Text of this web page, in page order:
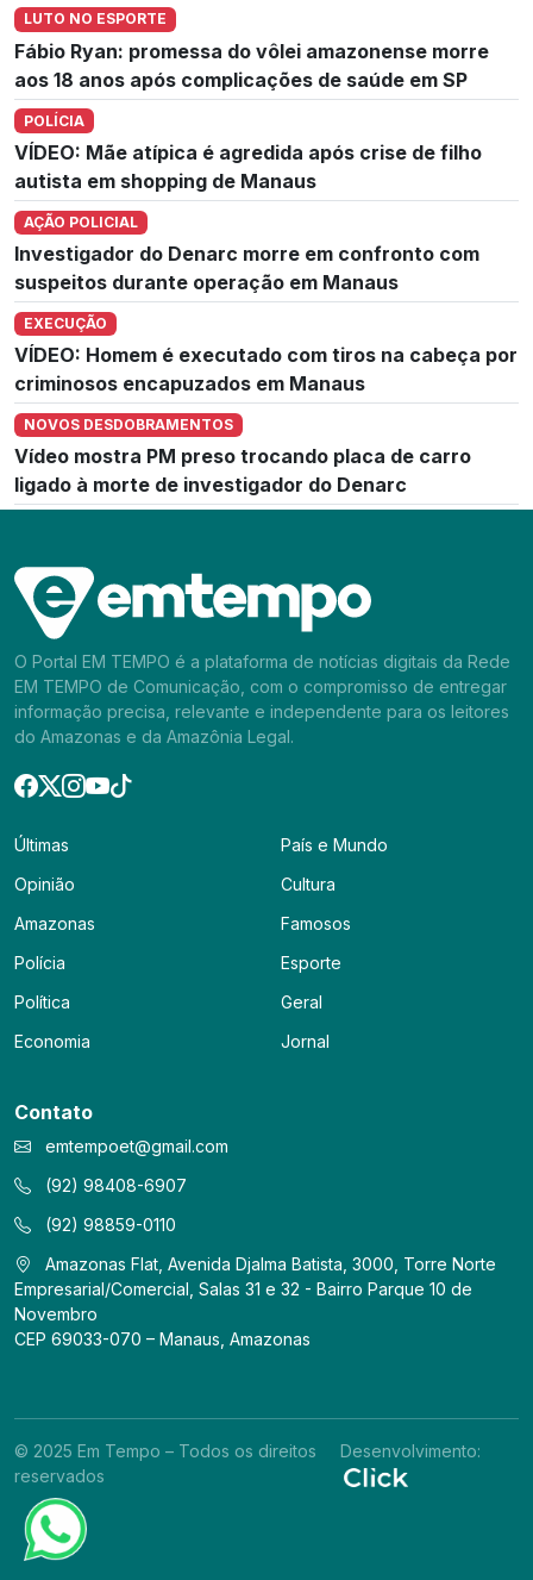
LUTO NO ESPORTE
Fábio Ryan: promessa do vôlei amazonense morre
aos 18 anos após complicações de saúde em SP
POLÍCIA
VÍDEO: Mãe atípica é agredida após crise de filho
autista em shopping de Manaus
AÇÃO POLICIAL
Investigador do Denarc morre em confronto com
suspeitos durante operação em Manaus
EXECUÇÃO
VÍDEO: Homem é executado com tiros na cabeça por
criminosos encapuzados em Manaus
NOVOS DESDOBRAMENTOS
Vídeo mostra PM preso trocando placa de carro
ligado à morte de investigador do Denarc
O Portal EM TEMPO é a plataforma de notícias digitais da Rede
EM TEMPO de Comunicação, com o compromisso de entregar
informação precisa, relevante e independente para os leitores
do Amazonas e da Amazônia Legal.
Últimas
Opinião
Amazonas
Polícia
Política
Economia
País e Mundo
Cultura
Famosos
Esporte
Geral
Jornal
Contato
emtempoet@gmail.com
(92) 98408-6907
(92) 98859-0110
Amazonas Flat, Avenida Djalma Batista, 3000, Torre Norte
Empresarial/Comercial, Salas 31 e 32 - Bairro Parque 10 de
Novembro
CEP 69033-070 – Manaus, Amazonas
© 2025 Em Tempo – Todos os direitos
reservados
Desenvolvimento: